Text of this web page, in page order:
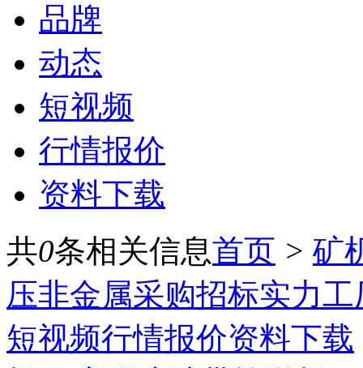
品牌
动态
短视频
行情报价
资料下载
共0条相关信息首页 > 矿
压非金属采购招标实力工
短视频行情报价资料下载